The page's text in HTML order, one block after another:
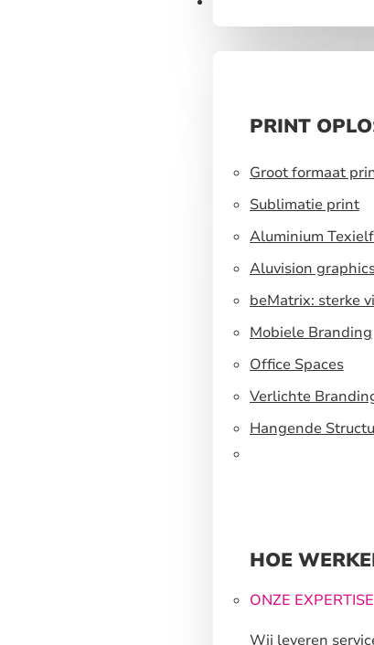
PRINT
Groot formaat
Sublimatie print
Aluminium
Aluvision
beMatrix: sterke
een flexibel
standbouwsysteem
Mobiele Branding
Office Spaces
Verlichte
Hangende
HOE
ONZE EXPERTISE
Wij leveren